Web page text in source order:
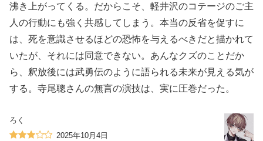
沸き上がってくる。だからこそ、軽井沢のコテージのご主
人の行動にも強く共感してしまう。本当の反省を促すに
は、死を意識させるほどの恐怖を与えるべきだと描かれて
いたが、それには同意できない。あんなクズのことだか
ら、釈放後には武勇伝のように語られる未来が見える気が
する。寺尾聰さんの無言の演技は、実に圧巻だった。
ろく
2025年10月4日